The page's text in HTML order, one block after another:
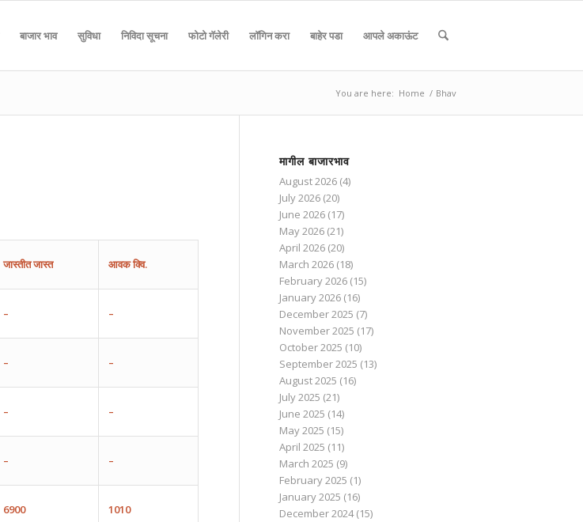
बाजार भाव सुविधा निविदा सूचना फोटो गॅलेरी लॉगिन करा बाहेर पडा आपले अकाऊंट
You are here: Home / Bhav
जास्तीतजास्त आवकक्वि.
– –
– –
– –
– –
6900 1010
मागील बाजारभाव
August 2026(4)
July 2026(20)
June 2026(17)
May 2026(21)
April 2026(20)
March 2026(18)
February 2026(15)
January 2026(16)
December 2025 (7)
November 2025 (17)
October 2025 (10)
September 2025 (13)
August 2025 (16)
July 2025 (21)
June 2025 (14)
May 2025 (15)
April 2025 (11)
March 2025 (9)
February 2025 (1)
January 2025 (16)
December 2024(15)